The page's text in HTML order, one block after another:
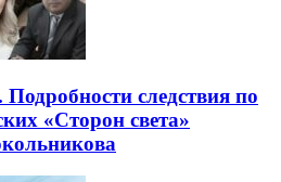
следствия по
«Сторон света»